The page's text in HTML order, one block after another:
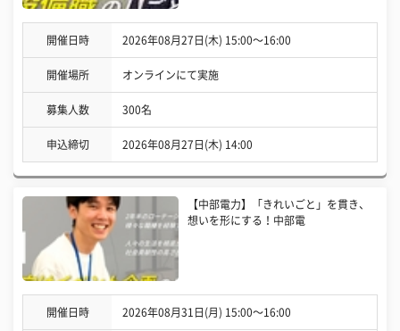
開催日時 2026年08月27日(木) 15:00〜16:00
開催場所 オンラインにて実施
募集人数 300名
申込締切 2026年08月27日(木) 14:00
【中部電力】「きれいごと」を貫き、
想いを形にする！中部電
開催日時 2026年08月31日(月) 15:00〜16:00